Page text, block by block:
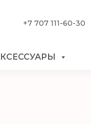
+7 707 111-60-30